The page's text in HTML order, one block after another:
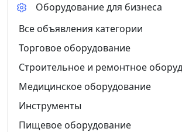
Оборудование для бизнеса
Все объявления категории
Торговое оборудование
Строительное и ремонтное
Медицинское оборудование
Инструменты
Пищевое оборудование